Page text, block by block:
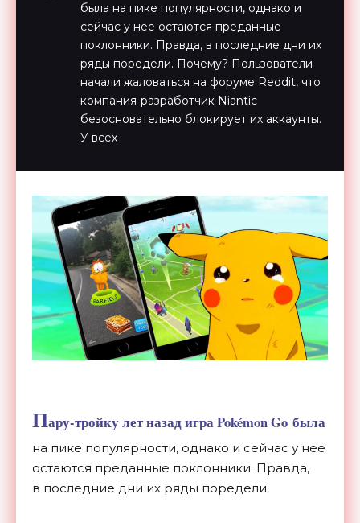
была на пике популярности, однако и
сейчас у нее остаются преданные
поклонники. Правда, в последние дни их
ряды поредели. Почему? Пользователи
начали жаловаться на форуме Reddit, что
компания-разработчик Niantic
безосновательно блокирует их аккаунты.
У всех
Пару-тройкулет назад игра Pokémon Go была
на пике популярности, однако и сейчас у нее
остаются преданные поклонники. Правда,
в последние дни их ряды поредели.